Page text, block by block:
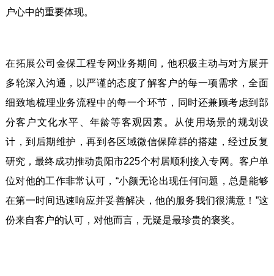
户心中的重要体现。
在拓展公司金保工程专网业务期间，他积极主动与对方展开
多轮深入沟通，以严谨的态度了解客户的每一项需求，全面
细致地梳理业务流程中的每一个环节，同时还兼顾考虑到部
分客户文化水平、年龄等客观因素。从使用场景的规划设
计，到后期维护，再到各区域微信保障群的搭建，经过反复
研究，最终成功推动贵阳市225个村居顺利接入专网。客户单
位对他的工作非常认可，“小颜无论出现任何问题，总是能够
在第一时间迅速响应并妥善解决，他的服务我们很满意！”这
份来自客户的认可，对他而言，无疑是最珍贵的褒奖。